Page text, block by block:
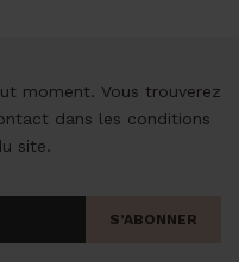
moment. Vous trouverez
dans les conditions
site.
S’ABONNER